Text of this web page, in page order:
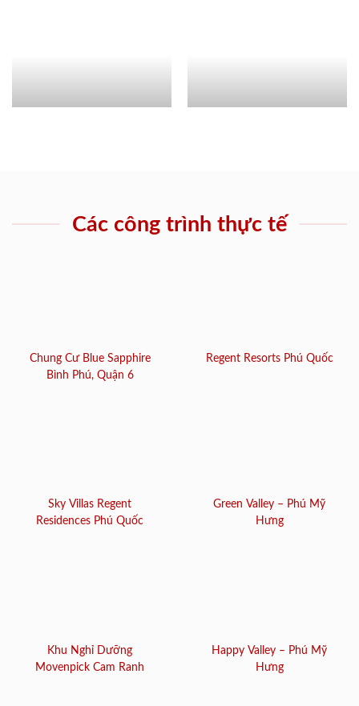
Các công trình thực tế
Chung Cư Blue Sapphire
Bình Phú, Quận 6
Regent Resorts Phú Quốc
Sky Villas Regent
Residences Phú Quốc
Green Valley – Phú Mỹ
Hưng
Khu Nghỉ Dưỡng
Movenpick Cam Ranh
Happy Valley – Phú Mỹ
Hưng